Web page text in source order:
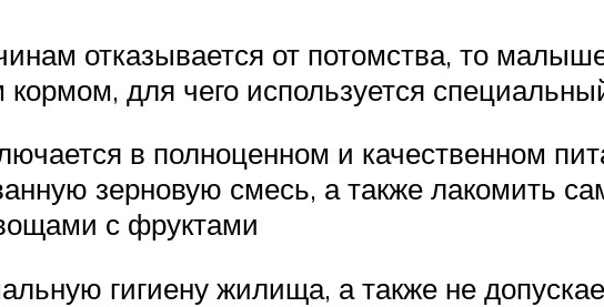
отказывается от потомства, то
для чего используется
в полноценном и качественном
зерновую смесь, а также лакомить
с фруктами
гигиену жилища, а также не